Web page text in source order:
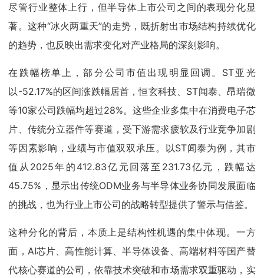
尽管行业整体上行，但半导体上市公司之间的表现分化显
著。这种“冰火两重天”的走势，既折射出市场结构持续优化
的趋势，也反映出需求变化对产业格局的深刻影响。
在跌幅榜单上，部分公司市值出现明显回调。ST亚光
以-52.17%的区间涨跌幅居首，恒玄科技、ST闻泰、昂瑞微
等10家公司跌幅均超过28%。这些企业多集中在消费电子芯
片、传统分立器件等赛道，受下游需求疲软及行业竞争加剧
等因素影响，业绩与市值双双承压。以ST闻泰为例，其市
值从2025年的412.83亿元回落至231.73亿元，跌幅达
45.75%，显示出传统ODM业务与半导体业务协同发展面临
的挑战，也为行业上市公司的战略转型提供了警示与借鉴。
这种分化的背后，本质上是结构性机遇的集中体现。一方
面，AI芯片、高性能计算、半导体设备、高端材料等国产替
代核心赛道的公司，依靠技术突破和市场需求双重驱动，实